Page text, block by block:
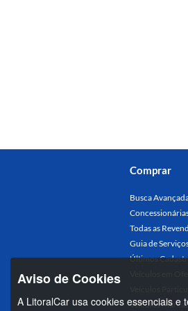
Comprar
Busca
Todas as
Guia de
Últimos
Veículos
Aviso de Cookies
A LitoralCar usa cookies essenciais